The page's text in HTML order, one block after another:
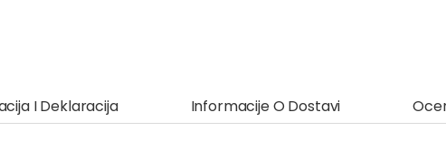
I Deklaracija Informacije O Dostavi